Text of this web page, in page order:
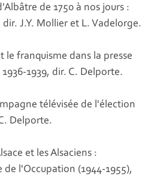
de 1750 à nos jours :
J.Y. Mollier et L. Vadelorge.
le franquisme dans la presse
1939, dir. C. Delporte.
télévisée de l'élection
Delporte.
et les Alsaciens :
l'Occupation (1944-1955),